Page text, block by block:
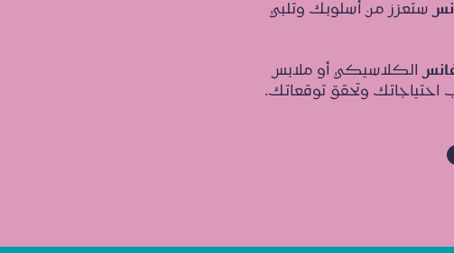
ستعزز من أسلوبك وتلبي
الكلاسيكي أو ملابس
وتحقق توقعاتك.